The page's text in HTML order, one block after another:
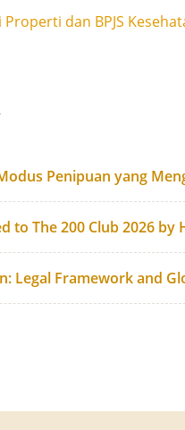
dan BPJS
Penipuan yang
to The 200 Club 2026 by
Legal Framework and